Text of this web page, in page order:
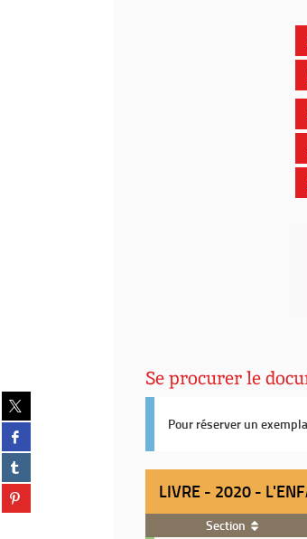
Partager
sur
twitter
(Nouvelle
fenêtre)
Partager
sur
facebook
(Nouvelle
fenêtre)
Partager
sur
tumblr
(Nouvelle
Partager
sur
Se procurer le
Pour réserver un
LIVRE - 2020 -
Section